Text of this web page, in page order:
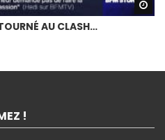
AU CLASH…
!